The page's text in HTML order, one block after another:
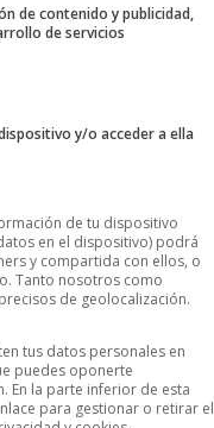
de contenido y publicidad,
de servicios
y/o acceder a ella
de tu dispositivo
en el dispositivo) podrá
y compartida con ellos, o
Tanto nosotros como
de geolocalización.
tus datos personales en
puedes oponerte
En la parte inferior de esta
para gestionar o retirar el